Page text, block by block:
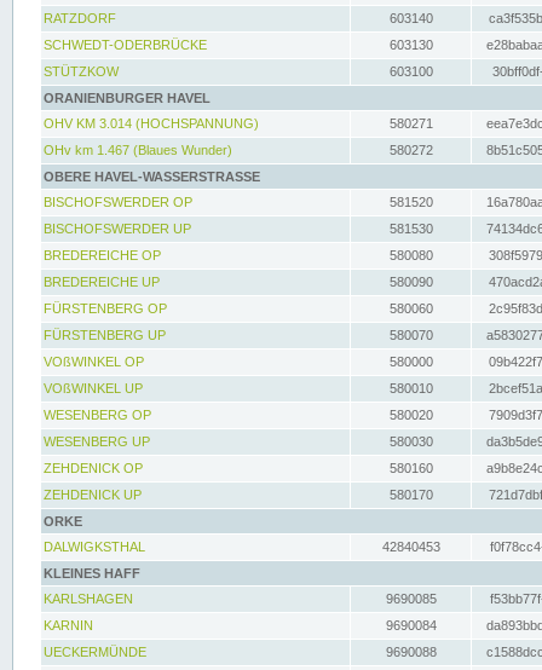
RATZDORF
603140
SCHWEDT-ODERBRÜCKE
603130
STÜTZKOW
603100
ORANIENBURGER HAVEL
OHV KM 3.014 (HOCHSPANNUNG)
580271
OHv km 1.467 (Blaues Wunder)
580272
OBERE HAVEL-WASSERSTRASSE
BISCHOFSWERDER OP
581520
BISCHOFSWERDER UP
581530
BREDEREICHE OP
580080
BREDEREICHE UP
580090
FÜRSTENBERG OP
580060
FÜRSTENBERG UP
580070
VOßWINKEL OP
580000
VOßWINKEL UP
580010
WESENBERG OP
580020
WESENBERG UP
580030
ZEHDENICK OP
580160
ZEHDENICK UP
580170
ORKE
DALWIGKSTHAL
42840453
KLEINES HAFF
KARLSHAGEN
9690085
KARNIN
9690084
UECKERMÜNDE
9690088